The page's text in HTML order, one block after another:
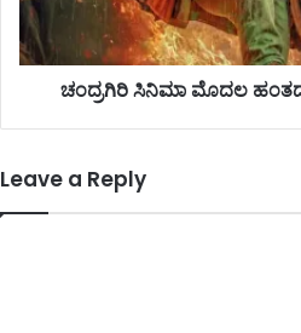
ಚಂದ್ರಗಿರಿ ಸಿನಿಮಾ ಮೊದಲ
Leave a Reply